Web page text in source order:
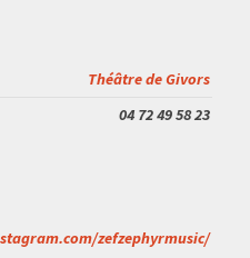
Théâtre de Givors
04 72 49 58 23
zefzephyrmusic/